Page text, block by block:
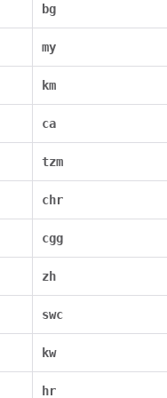
bg
my
km
ca
tzm
chr
cgg
zh
swc
kw
hr